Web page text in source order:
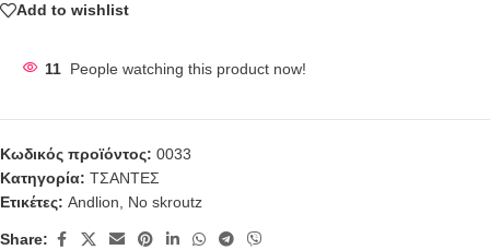
Add to wishlist
11 People watching this product now!
Κωδικός προϊόντος: 0033
Κατηγορία: ΤΣΑΝΤΕΣ
Ετικέτες: Andlion No skroutz
Share: